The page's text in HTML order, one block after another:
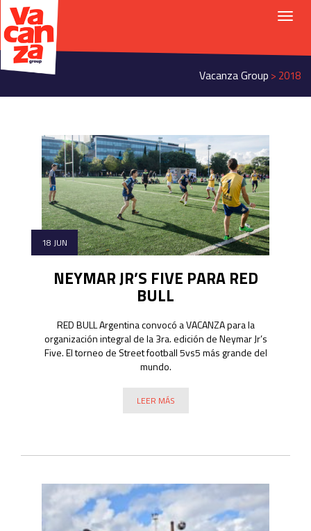
Vacanza Group > 2018
18 JUN
NEYMAR JR’S FIVE PARA RED
BULL
RED BULL Argentina convocó a VACANZA para la
organización integral de la 3ra. edición de Neymar Jr’s
Five. El torneo de Street football 5vs5 más grande del
mundo.
LEER MÁS